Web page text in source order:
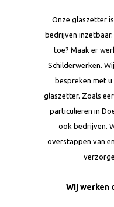
Onze glaszetter
bedrijven
toe? Maak er
Schilderwerken.
bespreken met
glaszetter. Zoals
particulieren in
ook bedrijven.
overstappen van
Wij werken